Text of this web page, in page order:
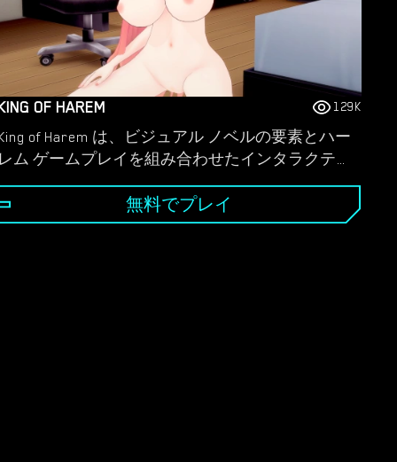
OF HAREM 129K
of Harem は、ビジュアル ノベルの要素とハー
ム ゲームプレイを組み合わせたインタラクティ
ゲームで、プレイヤーはさまざまな設定でさま
まな女性キャラクターと関係を築くことができ
す。
無料でプレイ